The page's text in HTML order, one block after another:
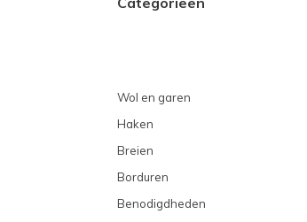
Wol en garen
Haken
Breien
Borduren
Benodigdheden